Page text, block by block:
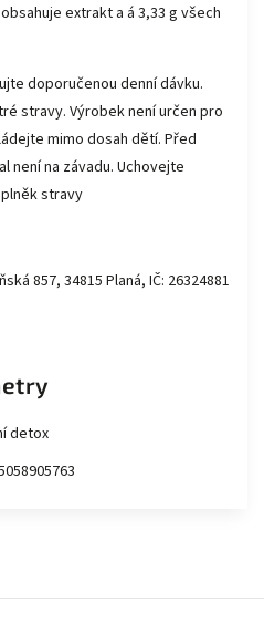
extrakt a á 3,33 g všech
doporučenou denní dávku.
stravy. Výrobek není určen pro
mimo dosah dětí. Před
není na závadu. Uchovejte
stravy
857, 34815 Planá, IČ: 26324881
detox